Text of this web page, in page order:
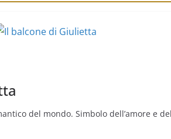
del mondo. Simbolo dell’amore e